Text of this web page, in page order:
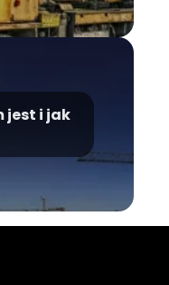
jest i jak